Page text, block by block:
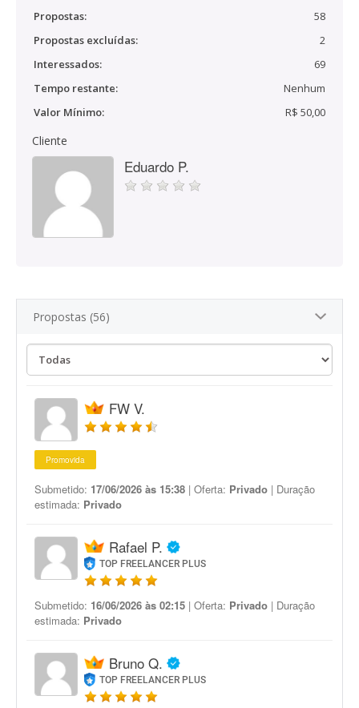
Propostas:
58
Propostas excluídas:
2
Interessados:
69
Tempo restante:
Nenhum
Valor Mínimo:
R$ 50,00
Cliente
Eduardo P.
Propostas (56)
FW V.
Promovida
Submetido: 17/06/2026 às 15:38 | Oferta: Privado | Duração
estimada: Privado
Rafael P.
TOP FREELANCER PLUS
Submetido: 16/06/2026 às 02:15 | Oferta: Privado | Duração
estimada: Privado
Bruno Q.
TOP FREELANCER PLUS